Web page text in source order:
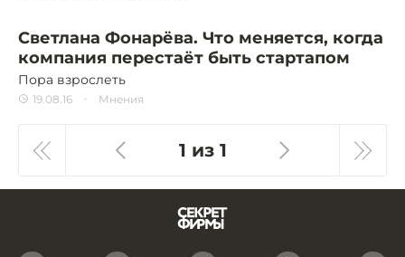
Светлана Фонарёва. Что меняется, когда
компания перестаёт быть стартапом
Пора взрослеть
19.08.16 Мнения
1 из 1